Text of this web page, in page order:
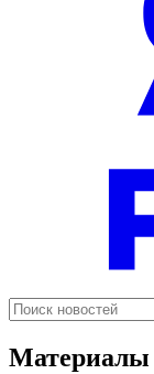
Материалы